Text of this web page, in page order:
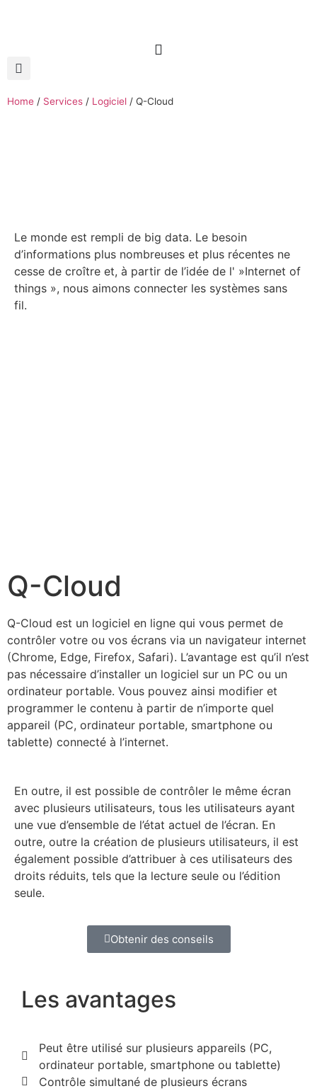
Home / Services / Logiciel / Q-Cloud
Le monde est rempli de big data. Le besoin
d’informations plus nombreuses et plus récentes ne
cesse de croître et, à partir de l’idée de l' »Internet of
things », nous aimons connecter les systèmes sans
fil.
Q-Cloud
Q-Cloud est un logiciel en ligne qui vous permet de
contrôler votre ou vos écrans via un navigateur internet
(Chrome, Edge, Firefox, Safari). L’avantage est qu’il n’est
pas nécessaire d’installer un logiciel sur un PC ou un
ordinateur portable. Vous pouvez ainsi modifier et
programmer le contenu à partir de n’importe quel
appareil (PC, ordinateur portable, smartphone ou
tablette) connecté à l’internet.
En outre, il est possible de contrôler le même écran
avec plusieurs utilisateurs, tous les utilisateurs ayant
une vue d’ensemble de l’état actuel de l’écran. En
outre, outre la création de plusieurs utilisateurs, il est
également possible d’attribuer à ces utilisateurs des
droits réduits, tels que la lecture seule ou l’édition
seule.
Obtenir des conseils
Les avantages
Peut être utilisé sur plusieurs appareils (PC,
ordinateur portable, smartphone ou tablette)
Contrôle simultané de plusieurs écrans